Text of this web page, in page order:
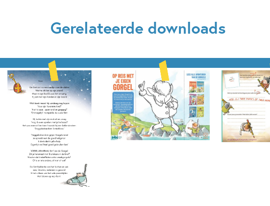
Gerelateerde downloads